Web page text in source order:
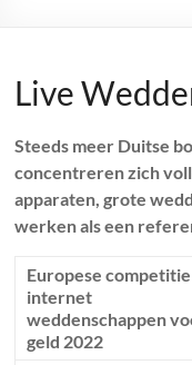
Live
Steeds meer Duitse
concentreren zich
apparaten, grote
werken als een
Europese competitie
internet
weddenschappen
geld 2022